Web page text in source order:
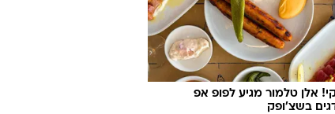
אלן טלמור מגיע לפופ אפ
בשצ'ופק